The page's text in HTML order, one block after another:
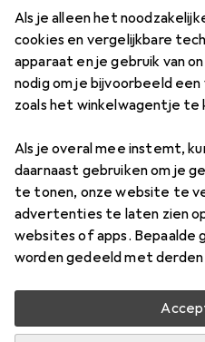
Als je alleen het
cookies en vergelijkbare
apparaat en je gebruik van
nodig om je bijvoorbeeld
zoals het winkelwagentje te
Als je overal mee instemt,
daarnaast gebruiken om je
te tonen, onze website te
advertenties te laten zien
websites of apps. Bepaalde
worden gedeeld met
EUR
76,–
Abeba
10 maten
Vind bijpassende
veiligheidsschoen uit de
Relevantie
Productlijst